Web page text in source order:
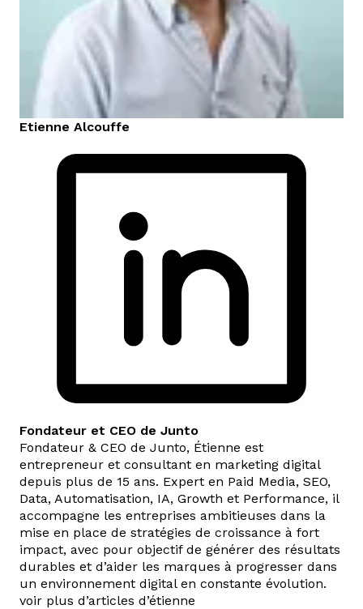
Etienne Alcouffe
Fondateur et CEO de Junto
Fondateur & CEO de Junto, Étienne est
entrepreneur et consultant en marketing digital
depuis plus de 15 ans. Expert en Paid Media, SEO,
Data, Automatisation, IA, Growth et Performance, il
accompagne les entreprises ambitieuses dans la
mise en place de stratégies de croissance à fort
impact, avec pour objectif de générer des résultats
durables et d’aider les marques à progresser dans
un environnement digital en constante évolution.
voir plus d’articles d’étienne